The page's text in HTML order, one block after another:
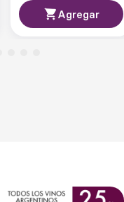
Agregar